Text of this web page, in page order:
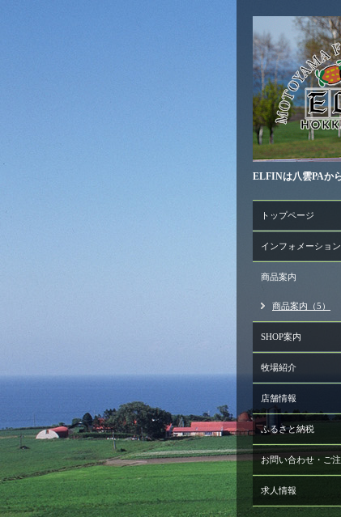
ELFINは八雲PAか
トップページ
インフォメーション
商品案内
商品案内（5）
SHOP案内
牧場紹介
店舗情報
ふるさと納税
お問い合わせ・ご
求人情報